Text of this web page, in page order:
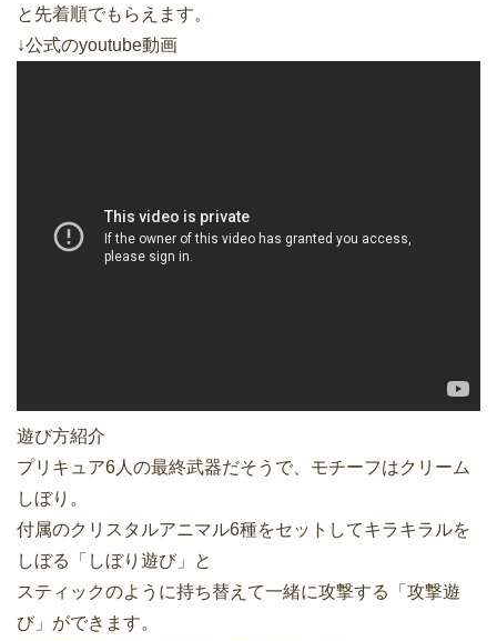
と先着順でもらえます。
↓公式のyoutube動画
遊び方紹介
プリキュア6人の最終武器だそうで、モチーフはクリーム
しぼり。
付属のクリスタルアニマル6種をセットしてキラキラルを
しぼる「しぼり遊び」と
スティックのように持ち替えて一緒に攻撃する「攻撃遊
び」ができます。